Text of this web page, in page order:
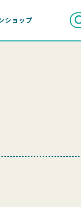
ショップ